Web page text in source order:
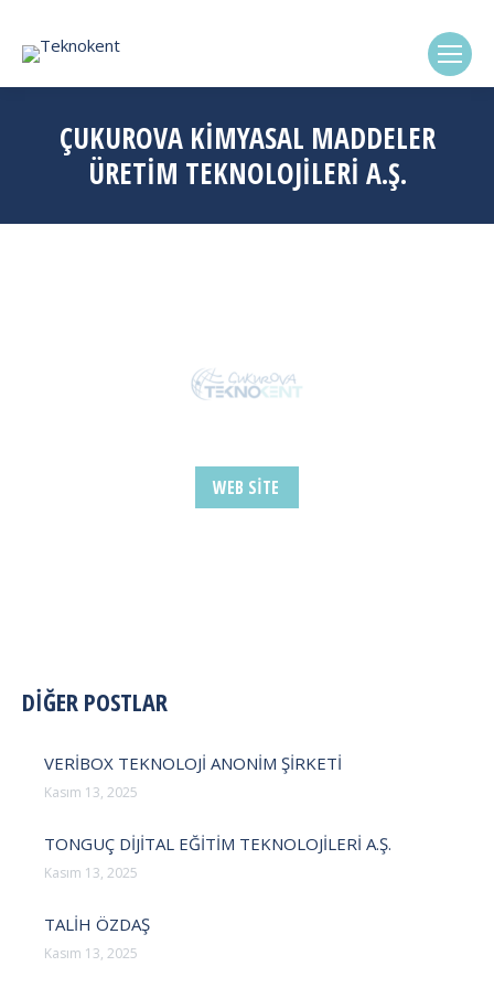
ÇUKUROVA KİMYASAL MADDELER
ÜRETİM TEKNOLOJİLERİ A.Ş.
WEB SITE
POST
DİĞER POSTLAR
VERİBOX TEKNOLOJİ ANONİM ŞİRKETİ
Kasım 13, 2025
TONGUÇ DİJİTAL EĞİTİM TEKNOLOJİLERİ A.Ş.
Kasım 13, 2025
TALİH ÖZDAŞ
Kasım 13, 2025